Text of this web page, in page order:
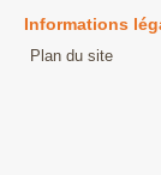
Informations
Plan du site